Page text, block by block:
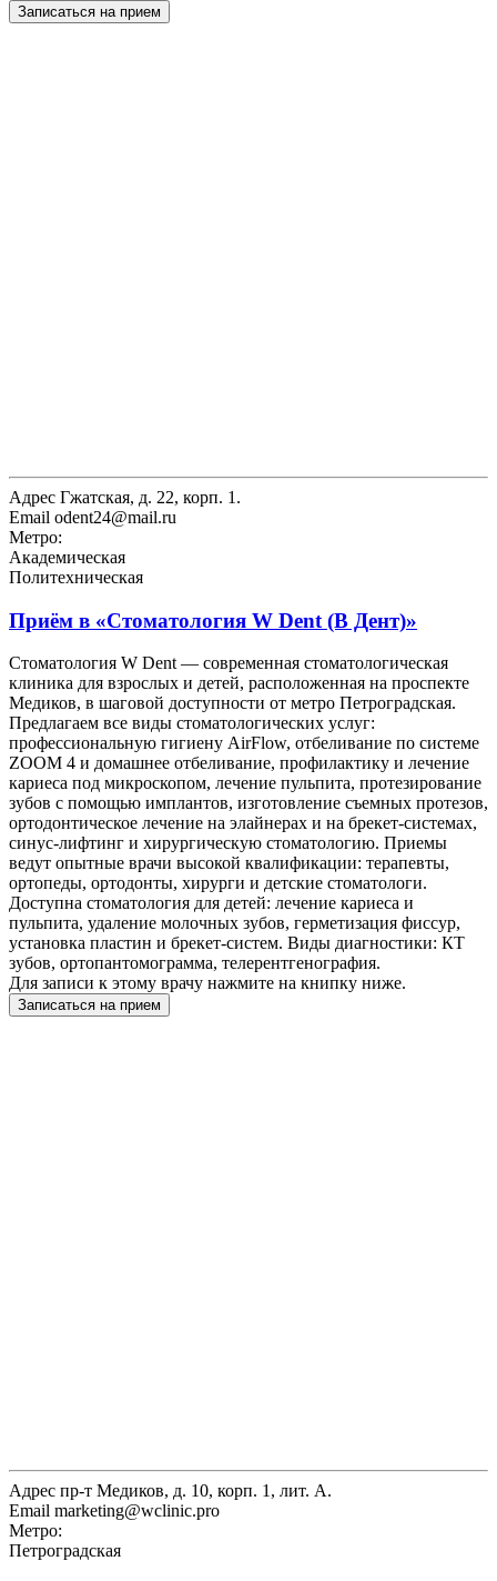
Записаться на прием
Адрес Гжатская, д. 22, корп. 1.
Email odent24@mail.ru
Метро:
Академическая
Политехническая
Приём в «Стоматология W Dent (В Дент)»
Стоматология W Dent — современная стоматологическая
клиника для взрослых и детей, расположенная на проспекте
Медиков, в шаговой доступности от метро Петроградская.
Предлагаем все виды стоматологических услуг:
профессиональную гигиену AirFlow, отбеливание по системе
ZOOM 4 и домашнее отбеливание, профилактику и лечение
кариеса под микроскопом, лечение пульпита, протезирование
зубов с помощью имплантов, изготовление съемных протезов,
ортодонтическое лечение на элайнерах и на брекет-системах,
синус-лифтинг и хирургическую стоматологию. Приемы
ведут опытные врачи высокой квалификации: терапевты,
ортопеды, ортодонты, хирурги и детские стоматологи.
Доступна стоматология для детей: лечение кариеса и
пульпита, удаление молочных зубов, герметизация фиссур,
установка пластин и брекет-систем. Виды диагностики: КТ
зубов, ортопантомограмма, телерентгенография.
Для записи к этому врачу нажмите на книпку ниже.
Записаться на прием
Адрес пр-т Медиков, д. 10, корп. 1, лит. А.
Email marketing@wclinic.pro
Метро:
Петроградская